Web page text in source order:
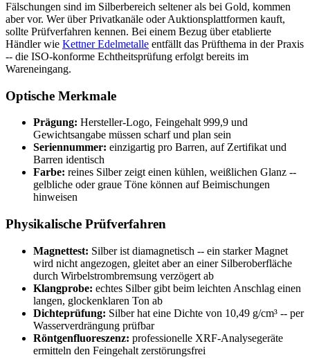
Fälschungen sind im Silberbereich seltener als bei Gold, kommen
aber vor. Wer über Privatkanäle oder Auktionsplattformen kauft,
sollte Prüfverfahren kennen. Bei einem Bezug über etablierte
Händler wie Kettner Edelmetalle entfällt das Prüfthema in der Praxis
-- die ISO-konforme Echtheitsprüfung erfolgt bereits im
Wareneingang.
Optische Merkmale
Prägung: Hersteller-Logo, Feingehalt 999,9 und
Gewichtsangabe müssen scharf und plan sein
Seriennummer: einzigartig pro Barren, auf Zertifikat und
Barren identisch
Farbe: reines Silber zeigt einen kühlen, weißlichen Glanz --
gelbliche oder graue Töne können auf Beimischungen
hinweisen
Physikalische Prüfverfahren
Magnettest: Silber ist diamagnetisch -- ein starker Magnet
wird nicht angezogen, gleitet aber an einer Silberoberfläche
durch Wirbelstrombremsung verzögert ab
Klangprobe: echtes Silber gibt beim leichten Anschlag einen
langen, glockenklaren Ton ab
Dichteprüfung: Silber hat eine Dichte von 10,49 g/cm³ -- per
Wasserverdrängung prüfbar
Röntgenfluoreszenz: professionelle XRF-Analysegeräte
ermitteln den Feingehalt zerstörungsfrei